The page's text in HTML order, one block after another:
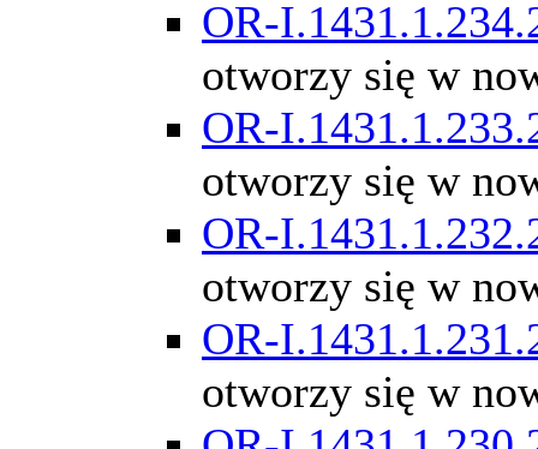
OR-
otworzy się w
OR-
otworzy się w
OR-
otworzy się w
OR-
otworzy się w